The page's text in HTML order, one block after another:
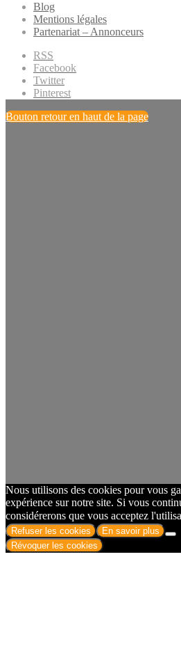
Blog
Mentions légales
Partenariat – Annonceurs
RSS
Facebook
Twitter
Pinterest
Bouton retour en haut de la page
Nous utilisons des cookies pour vous
expérience sur notre site. Si vous
considérerons que vous acceptez
Refuser les cookies
En savoir plus
Révoquer les cookies